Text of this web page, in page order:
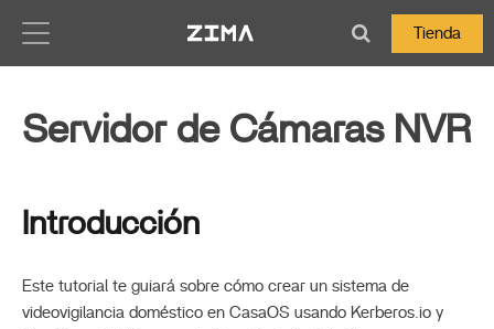
Tienda
Servidor de Cámaras NVR
Introducción
Este tutorial te guiará sobre cómo crear un sistema de
videovigilancia doméstico en CasaOS usando Kerberos.io y